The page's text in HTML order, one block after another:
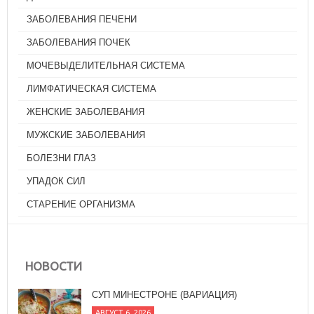
ЗАБОЛЕВАНИЯ ПЕЧЕНИ
ЗАБОЛЕВАНИЯ ПОЧЕК
МОЧЕВЫДЕЛИТЕЛЬНАЯ СИСТЕМА
ЛИМФАТИЧЕСКАЯ СИСТЕМА
ЖЕНСКИЕ ЗАБОЛЕВАНИЯ
МУЖСКИЕ ЗАБОЛЕВАНИЯ
БОЛЕЗНИ ГЛАЗ
УПАДОК СИЛ
СТАРЕНИЕ ОРГАНИЗМА
НОВОСТИ
СУП МИНЕСТРОНЕ (ВАРИАЦИЯ)
АВГУСТ 6, 2026